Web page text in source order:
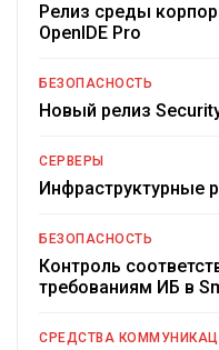
Релиз среды
OpenIDE Pro
БЕЗОПАСНОСТЬ
Новый релиз
СЕРВЕРЫ
Инфраструктурные
БЕЗОПАСНОСТЬ
Контроль
требованиям ИБ в
СРЕДСТВА